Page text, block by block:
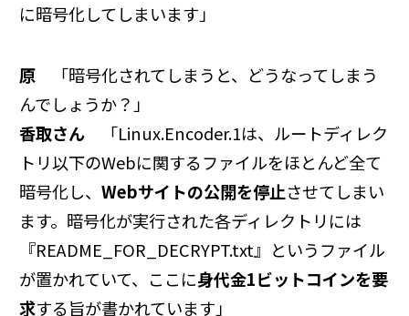
に暗号化してしまいます」
原
「暗号化されてしまうと、どうなってしまう
んでしょうか？」
香取さん
「Linux.Encoder.1は、ルートディレク
トリ以下のWebに関するファイルをほとんど全て
暗号化し、 Webサイトの公開を停止させてしまい
ます。暗号化が実行された各ディレクトリには
『README_FOR_DECRYPT.txt』というファイル
が置かれていて、ここに身代金1ビットコインを要
求する旨が書かれています」